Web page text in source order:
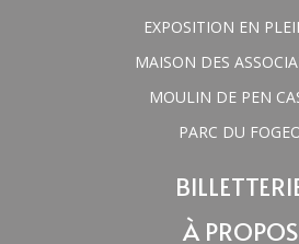
EXPOSITION EN
MAISON DES
MOULIN DE PEN
PARC DU
À PROPOS